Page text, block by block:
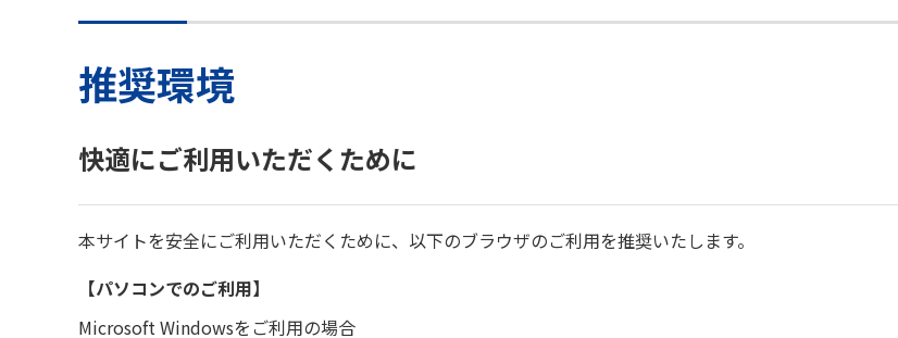
推奨環境
快適にご利用いただくために
本サイトを安全にご利用いただくために、以下のブラウザのご利用を推奨いたします。
【パソコンでのご利用】
Microsoft Windowsをご利用の場合